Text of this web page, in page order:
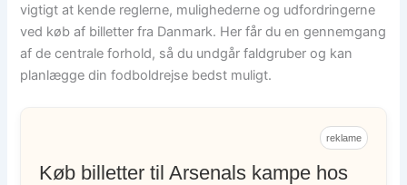
vigtigt at kende reglerne, mulighederne og udfordringerne
ved køb af billetter fra Danmark. Her får du en gennemgang
af de centrale forhold, så du undgår faldgruber og kan
planlægge din fodboldrejse bedst muligt.
reklame
Køb billetter til Arsenals kampe hos